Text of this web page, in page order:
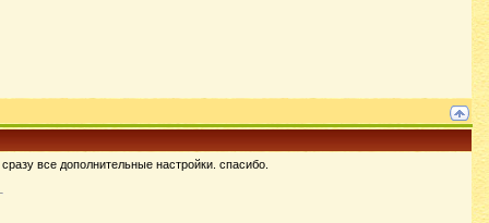
все дополнительные настройки. спасибо.